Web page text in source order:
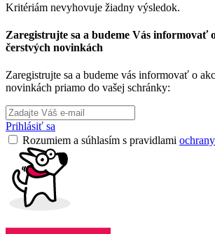
Kritériám nevyhovuje žiadny výsledok.
Zaregistrujte sa a budeme Vás informovať
čerstvých novinkách
Zaregistrujte sa a budeme vás informovať o
novinkách priamo do vašej schránky:
Prihlásiť sa
Rozumiem a súhlasím s pravidlami